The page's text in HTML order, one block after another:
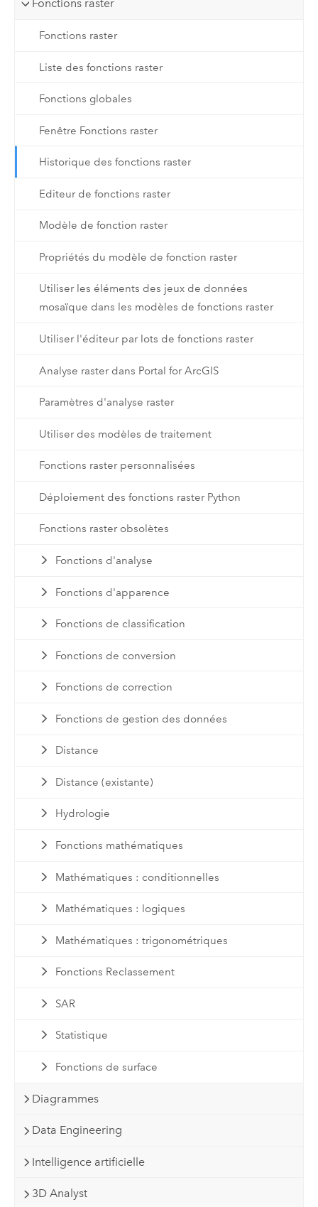
Fonctions raster
Fonctions raster
Liste des fonctions raster
Fonctions globales
Fenêtre Fonctions raster
Historique des fonctions raster
Editeur de fonctions raster
Modèle de fonction raster
Propriétés du modèle de fonction raster
Utiliser les éléments des jeux de données
mosaïque dans les modèles de fonctions raster
Utiliser l'éditeur par lots de fonctions raster
Analyse raster dans Portal for ArcGIS
Paramètres d'analyse raster
Utiliser des modèles de traitement
Fonctions raster personnalisées
Déploiement des fonctions raster Python
Fonctions raster obsolètes
Fonctions d'analyse
Fonctions d'apparence
Fonctions de classification
Fonctions de conversion
Fonctions de correction
Fonctions de gestion des données
Distance
Distance (existante)
Hydrologie
Fonctions mathématiques
Mathématiques : conditionnelles
Mathématiques : logiques
Mathématiques : trigonométriques
Fonctions Reclassement
SAR
Statistique
Fonctions de surface
Diagrammes
Data Engineering
Intelligence artificielle
3D Analyst